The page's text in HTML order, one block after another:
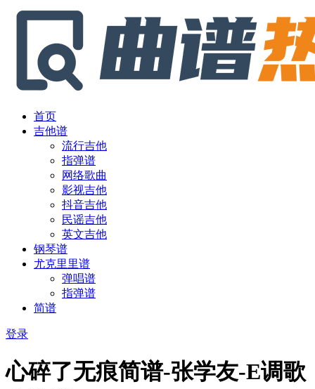
首页
吉他谱
流行吉他
指弹谱
网络歌曲
影视吉他
抖音吉他
民谣吉他
英文吉他
钢琴谱
尤克里里谱
弹唱谱
指弹谱
简谱
登录
心碎了无痕简谱-张学友-E调歌